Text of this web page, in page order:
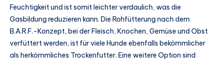
Feuchtigkeit und ist somit leichter verdaulich, was die
Gasbildung reduzieren kann. Die Rohfütterung nach dem
B.A.R.F.-Konzept, bei der Fleisch, Knochen, Gemüse und Obst
verfüttert werden, ist für viele Hunde ebenfalls bekömmlicher
als herkömmliches Trockenfutter. Eine weitere Option sind